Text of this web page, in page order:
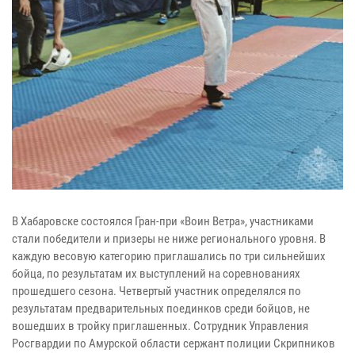
В Хабаровске состоялся Гран-при «Воин Ветра», участниками
стали победители и призеры не ниже регионального уровня. В
каждую весовую категорию приглашались по три сильнейших
бойца, по результатам их выступлений на соревнованиях
прошедшего сезона. Четвертый участник определялся по
результатам предварительных поединков среди бойцов, не
вошедших в тройку приглашенных. Сотрудник Управления
Росгвардии по Амурской области сержант полиции Скрипников